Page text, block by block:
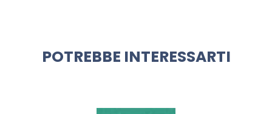
POTREBBE INTERESSARTI